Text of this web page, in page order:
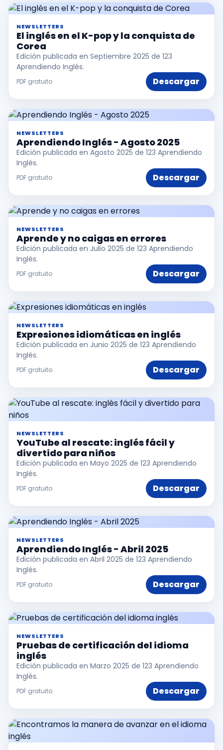
NEWSLETTERS
El inglés en el K-pop y la conquista de
Corea
Edición publicada en Septiembre 2025 de 123
Aprendiendo Inglés.
PDF gratuito Descargar
NEWSLETTERS
Aprendiendo Inglés - Agosto 2025
Edición publicada en Agosto 2025 de 123 Aprendiendo
Inglés.
PDF gratuito Descargar
NEWSLETTERS
Aprende y no caigas en errores
Edición publicada en Julio 2025 de 123 Aprendiendo
Inglés.
PDF gratuito Descargar
NEWSLETTERS
Expresiones idiomáticas en inglés
Edición publicada en Junio 2025 de 123 Aprendiendo
Inglés.
PDF gratuito Descargar
NEWSLETTERS
YouTube al rescate: inglés fácil y
divertido para niños
Edición publicada en Mayo 2025 de 123 Aprendiendo
Inglés.
PDF gratuito Descargar
NEWSLETTERS
Aprendiendo Inglés - Abril 2025
Edición publicada en Abril 2025 de 123 Aprendiendo
Inglés.
PDF gratuito Descargar
NEWSLETTERS
Pruebas de certificación del idioma
inglés
Edición publicada en Marzo 2025 de 123 Aprendiendo
Inglés.
PDF gratuito Descargar